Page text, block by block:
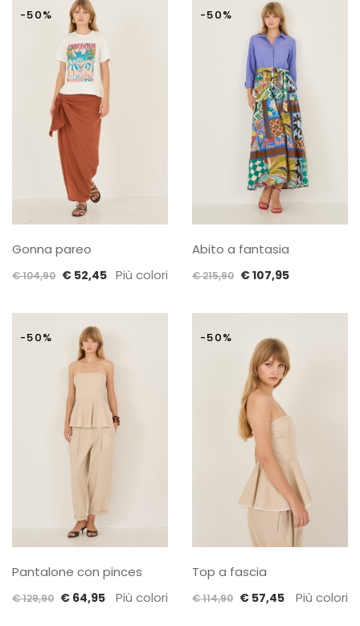
Pantaloni
Gift Card
-50%
Gonna pareo
€104,90 Il
originale
era:
€ 104,90.
€ 52,45Il
attuale
Più colori
-50%
Abito a fantasia
€215,90 Il
originale
€ 215,90.
€107,95Il
attuale
-50%
Pantalone con pinces
€129,90 Il
€ 64,95Il
Più colori
-50%
Top a fascia
€114,90 Il
€ 57,45Il
Più colori